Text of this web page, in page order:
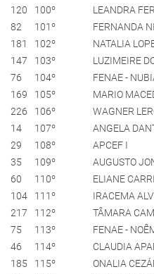
120
100º
LEANDRA
82
101º
FERNANDA
181
102º
NATALIA
147
103º
LUZIMEIRE
76
104º
FENAE -
169
105º
MARIO
226
106º
WAGNER
14
107º
ANGELA
29
108º
APCEF I
35
109º
AUGUSTO
60
110º
ELIANE
104
111º
IRACEMA
217
112º
TÂMARA
75
113º
FENAE -
46
114º
CLAUDIA
185
115º
ONALIA